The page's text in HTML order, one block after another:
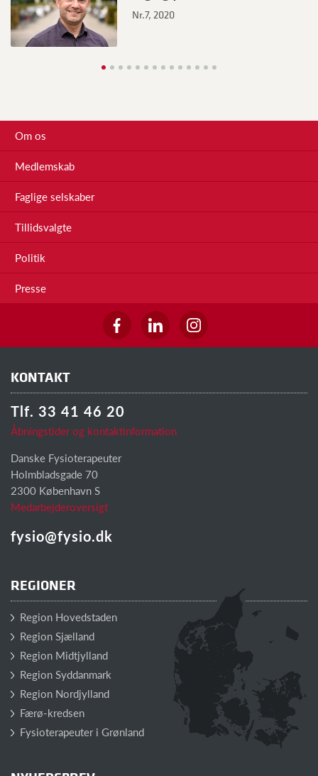
Nr.7, 2020
Om os
Medlemskab
Faglige selskaber
Tillidsvalgte
Politik
Presse
KONTAKT
Tlf. 33 41 46 20
Åbningstider og kontaktinformation
Danske Fysioterapeuter
Holmbladsgade 70
2300 København S
Medarbejderoversigt
fysio@fysio.dk
REGIONER
Region Hovedstaden
Region Sjælland
Region Midtjylland
Region Syddanmark
Region Nordjylland
Færø-kredsen
Fysioterapeuter i Grønland